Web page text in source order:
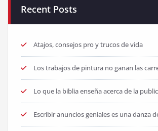
Recent Posts
Atajos, consejos pro y trucos de vida
Los trabajos de pintura no ganan las
Lo que la biblia enseña acerca de la
Escribir anuncios geniales es una danza